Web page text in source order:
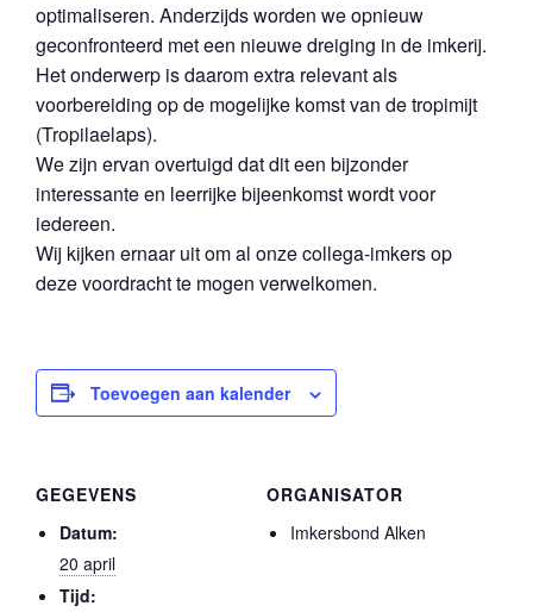
optimaliseren. Anderzijds worden we opnieuw
geconfronteerd met een nieuwe dreiging in de imkerij.
Het onderwerp is daarom extra relevant als
voorbereiding op de mogelijke komst van de tropimijt
(Tropilaelaps).
We zijn ervan overtuigd dat dit een bijzonder
interessante en leerrijke bijeenkomst wordt voor
iedereen.
Wij kijken ernaar uit om al onze collega‑imkers op
deze voordracht te mogen verwelkomen.
Toevoegen aan kalender
GEGEVENS
Datum:
20 april
Tijd:
ORGANISATOR
Imkersbond Alken